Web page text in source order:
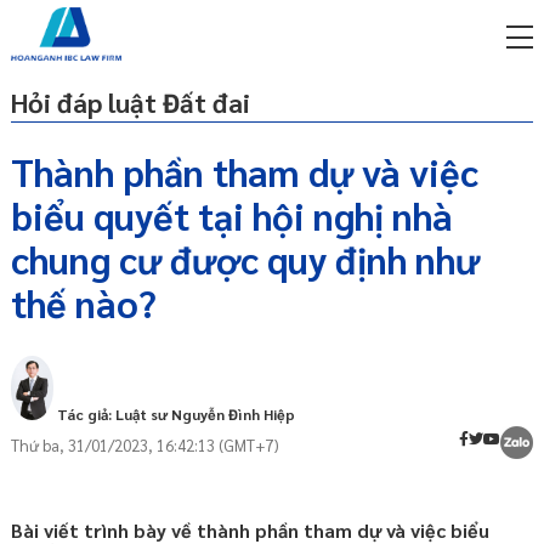
Hỏi đáp luật Đất đai
Thành phần tham dự và việc
biểu quyết tại hội nghị nhà
chung cư được quy định như
thế nào?
Tác giả: Luật sư Nguyễn Đình Hiệp
Thứ ba, 31/01/2023, 16:42:13 (GMT+7)
Bài viết trình bày về thành phần tham dự và việc biểu
1. Về thành phần tham dự hội nghị nhà
chung cư
chung cư, cụm nhà chung cư có nhiều
chủ sở hữu
phí qua zalo
sư trực tuyến online
ty/doanh nghiệp
gói
phí qua zalo
sư trực tuyến online
gói
gói